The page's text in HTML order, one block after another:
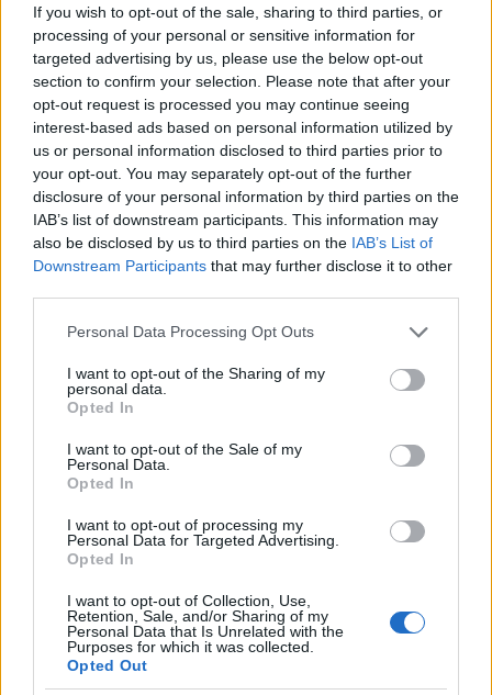
If you wish to opt-out of the sale, sharing to third parties, or
processing of your personal or sensitive information for
targeted advertising by us, please use the below opt-out
section to confirm your selection. Please note that after your
opt-out request is processed you may continue seeing
interest-based ads based on personal information utilized by
us or personal information disclosed to third parties prior to
your opt-out. You may separately opt-out of the further
disclosure of your personal information by third parties on the
IAB’s list of downstream participants. This information may
also be disclosed by us to third parties on the IAB’s List of
Downstream Participants that may further disclose it to other
Please note that this website/app uses one or more Google
not limited to your visit or usage behaviour. You may click to
grant or deny consent to Google and its third-party tags to
use your data for below specified purposes in below Google
consent section.
Personal Data Processing Opt Outs
I want to opt-out of the Sharing of my
personal data.
Opted In
I want to opt-out of the Sale of my
Personal Data.
Opted In
I want to opt-out of processing my
Personal Data for Targeted Advertising.
Opted In
I want to opt-out of Collection, Use,
Retention, Sale, and/or Sharing of my
Personal Data that Is Unrelated with the
Purposes for which it was collected.
Opted Out
Continua a leggere
NEWS E ATTUALITÀ
ICA Milano presenta mostre, concerti e letture per
l’autunno 2026
Matteo Pellegrino · 6 Ago 2026
NEWS E ATTUALITÀ